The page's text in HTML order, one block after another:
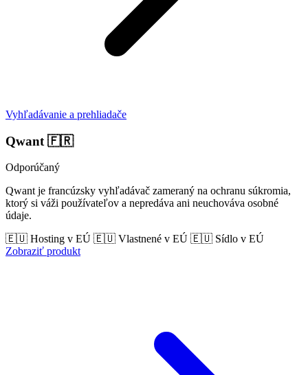
Vyhľadávanie a prehliadače
Qwant 🇫🇷
Odporúčaný
Qwant je francúzsky vyhľadávač zameraný na ochranu súkromia,
ktorý si váži používateľov a nepredáva ani neuchováva osobné
údaje.
🇪🇺 Hosting v EÚ 🇪🇺 Vlastnené v EÚ 🇪🇺 Sídlo v EÚ
Zobraziť produkt